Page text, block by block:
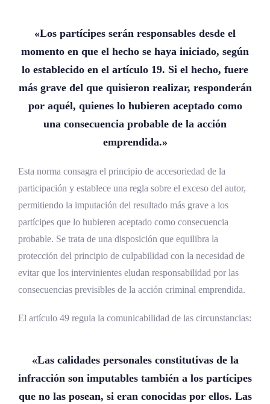
«Los partícipes serán responsables desde el
momento en que el hecho se haya iniciado, según
lo establecido en el artículo 19. Si el hecho, fuere
más grave del que quisieron realizar, responderán
por aquél, quienes lo hubieren aceptado como
una consecuencia probable de la acción
emprendida.»
Esta norma consagra el principio de accesoriedad de la
participación y establece una regla sobre el exceso del autor,
permitiendo la imputación del resultado más grave a los
partícipes que lo hubieren aceptado como consecuencia
probable. Se trata de una disposición que equilibra la
protección del principio de culpabilidad con la necesidad de
evitar que los intervinientes eludan responsabilidad por las
consecuencias previsibles de la acción criminal emprendida.
El artículo 49 regula la comunicabilidad de las circunstancias:
«Las calidades personales constitutivas de la
infracción son imputables también a los partícipes
que no las posean, si eran conocidas por ellos. Las